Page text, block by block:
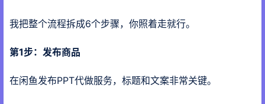
我把整个流程拆成6个步骤，你照着走就行。
第1步：发布商品
在闲鱼发布PPT代做服务，标题和文案非常关键。